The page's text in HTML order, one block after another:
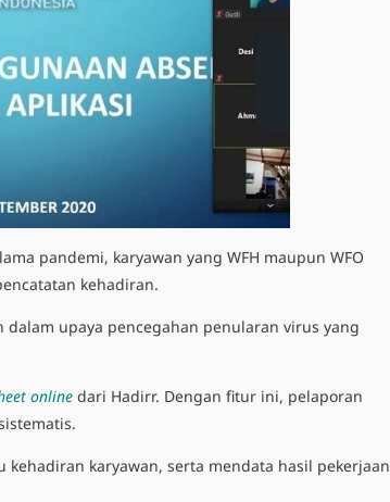
pandemi, karyawan yang WFH maupun WFO
kehadiran.
upaya pencegahan penularan virus yang
online dari Hadirr. Dengan fitur ini, pelaporan
karyawan, serta mendata hasil pekerjaan